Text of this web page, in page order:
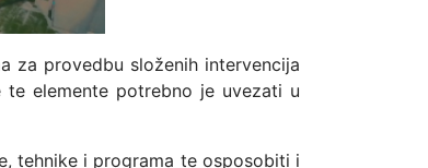
za provedbu složenih intervencija
te elemente potrebno je uvezati u
tehnike i programa te osposobiti i